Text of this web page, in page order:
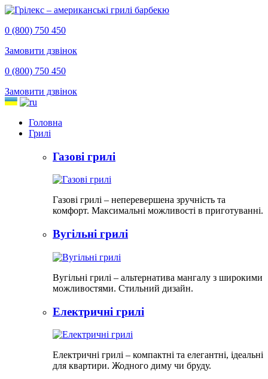
0 (800) 750 450
Замовити дзвінок
0 (800) 750 450
Замовити дзвінок
Головна
Грилі
Газові грилі
Газові грилі – неперевершена зручність та
комфорт. Максимальні можливості в приготуванні.
Вугільні грилі
Вугільні грилі – альтернатива мангалу з широкими
можливостями. Стильний дизайн.
Електричні грилі
Електричні грилі – компактні та елегантні, ідеальні
для квартири. Жодного диму чи бруду.​